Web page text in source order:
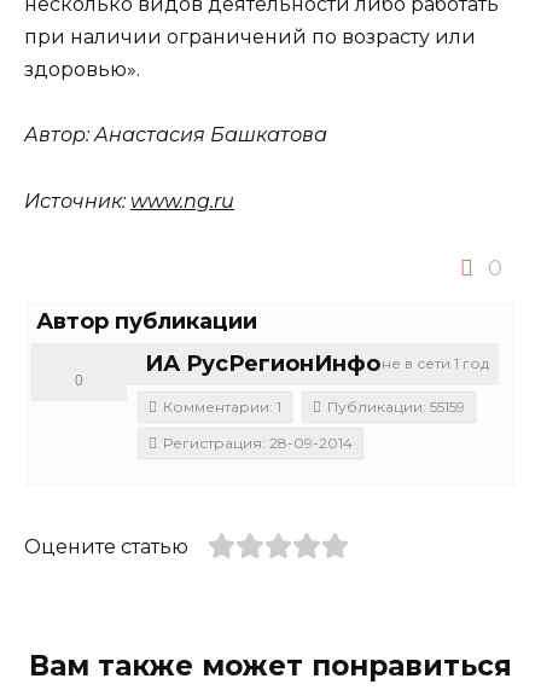
при наличии ограничений по возрасту или
здоровью».
Автор: Анастасия Башкатова
Источник: www.ng.ru
0
Автор публикации
не в сети 1 год
ИА РусРегионИнфо
0
Комментарии: 1
Публикации: 55159
Регистрация: 28-09-2014
Оцените статью
Вам также может понравиться